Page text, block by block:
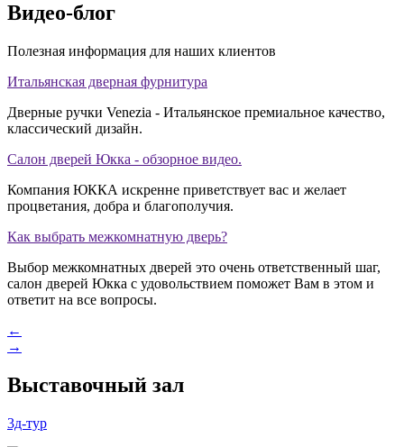
Видео-блог
Полезная информация для наших клиентов
Итальянская дверная фурнитура
Дверные ручки Venezia - Итальянское премиальное качество,
классический дизайн.
Салон дверей Юкка - обзорное видео.
Компания ЮККА искренне приветствует вас и желает
процветания, добра и благополучия.
Как выбрать межкомнатную дверь?
Выбор межкомнатных дверей это очень ответственный шаг,
салон дверей Юкка с удовольствием поможет Вам в этом и
ответит на все вопросы.
←
→
Выставочный зал
3д-тур